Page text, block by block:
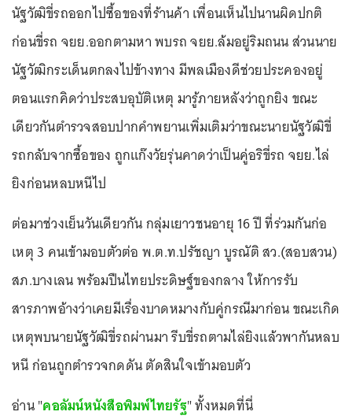
นัฐวัฒิขี่รถออกไปซื้อของที่ร้านค้า เพื่อนเห็นไปนานผิดปกติ
ก่อนขี่รถ จยย.ออกตามหา พบรถ จยย.ล้มอยู่ริมถนน ส่วนนาย
นัฐวัฒิกระเด็นตกลงไปข้างทาง มีพลเมืองดีช่วยประคองอยู่
ตอนแรกคิดว่าประสบอุบัติเหตุ มารู้ภายหลังว่าถูกยิง ขณะ
เดียวกันตำรวจสอบปากคำพยานเพิ่มเติมว่าขณะนายนัฐวัฒิขี่
รถกลับจากซื้อของ ถูกแก๊งวัยรุ่นคาดว่าเป็นคู่อริขี่รถ จยย.ไล่
ยิงก่อนหลบหนีไป
ต่อมาช่วงเย็นวันเดียวกัน กลุ่มเยาวชนอายุ 16 ปี ที่ร่วมกันก่อ
เหตุ 3 คนเข้ามอบตัวต่อ พ.ต.ท.ปรัชญา บูรณัติ สว.(สอบสวน)
สภ.บางเลน พร้อมปืนไทยประดิษฐ์ของกลาง ให้การรับ
สารภาพอ้างว่าเคยมีเรื่องบาดหมางกับคู่กรณีมาก่อน ขณะเกิด
เหตุพบนายนัฐวัฒิขี่รถผ่านมา รีบขี่รถตามไล่ยิงแล้วพากันหลบ
หนี ก่อนถูกตำรวจกดดัน ตัดสินใจเข้ามอบตัว
อ่าน "คอลัมน์หนังสือพิมพ์ไทยรัฐ" ทั้งหมดที่นี่